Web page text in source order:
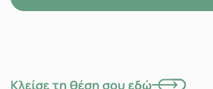
Κλείσε τη θέση σου εδώ